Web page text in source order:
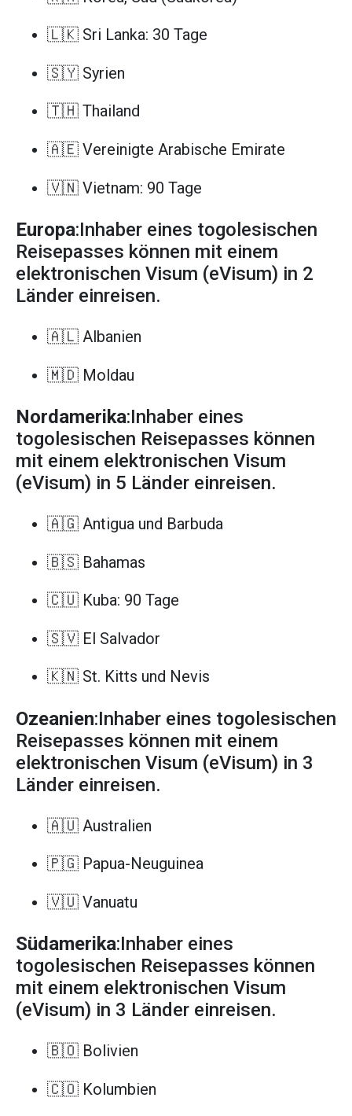
🇱🇰 Sri Lanka: 30 Tage
🇸🇾 Syrien
🇹🇭 Thailand
🇦🇪 Vereinigte Arabische Emirate
🇻🇳 Vietnam: 90 Tage
Europa:Inhaber eines togolesischen
Reisepasses können mit einem
elektronischen Visum (eVisum) in 2
Länder einreisen.
🇦🇱 Albanien
🇲🇩 Moldau
Nordamerika:Inhaber eines
togolesischen Reisepasses können
mit einem elektronischen Visum
(eVisum) in 5 Länder einreisen.
🇦🇬 Antigua und Barbuda
🇧🇸 Bahamas
🇨🇺 Kuba: 90 Tage
🇸🇻 El Salvador
🇰🇳 St. Kitts und Nevis
Ozeanien:Inhaber eines togolesischen
Reisepasses können mit einem
elektronischen Visum (eVisum) in 3
Länder einreisen.
🇦🇺 Australien
🇵🇬 Papua-Neuguinea
🇻🇺 Vanuatu
Südamerika:Inhaber eines
togolesischen Reisepasses können
mit einem elektronischen Visum
(eVisum) in 3 Länder einreisen.
🇧🇴 Bolivien
🇨🇴 Kolumbien